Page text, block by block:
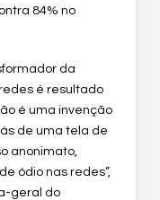
84% no
da
é resultado
é uma invenção
de uma tela de
anonimato,
ódio nas redes”,
geral do